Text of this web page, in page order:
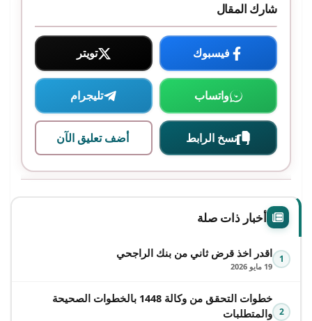
شارك المقال
فيسبوك تويتر
واتساب تليجرام
نسخ الرابط أضف تعليق الآن
أخبار ذات صلة
1 اقدر اخذ قرض ثاني من بنك الراجحي
19 مايو 2026
2
خطوات التحقق من وكالة 1448 بالخطوات الصحيحة
والمتطلبات